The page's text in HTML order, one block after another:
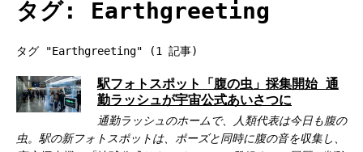
タグ: Earthgreeting
タグ "Earthgreeting" (1 記事)
駅フォトスポット「腹の虫」採集開始 通
勤ラッシュが宇宙公式あいさつに
通勤ラッシュのホームで、人類代表は今日も腹の
虫。駅の新フォトスポットは、ポーズと同時に腹の音を収集し、